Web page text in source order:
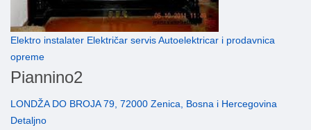
Elektro instalater Električar servis Autoelektricar i prodavnica
opreme
Piannino2
LONDŽA DO BROJA 79, 72000 Zenica, Bosna i Hercegovina
Detaljno